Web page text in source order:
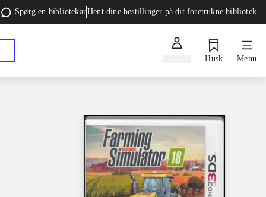
Spørg en bibliotekarHent dine bestillinger på dit foretrukne bibliotek
Husk Menu